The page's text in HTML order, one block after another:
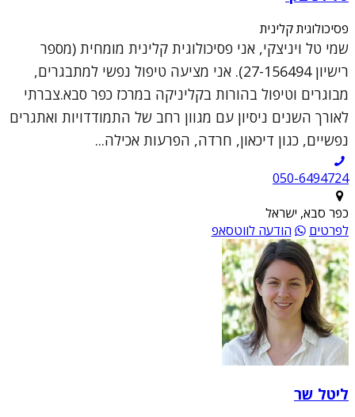
פסיכולוגית קלינית
שמי טל ויניצקי, אני פסיכולוגית קלינית מומחית (מספר
רישיון 27-156494). אני מציעה טיפול נפשי למתבגרים,
מבוגרים וטיפול בהורות בקליניקה במרכז כפר סבא.צברתי
לאורך השנים ניסיון עם מגוון רחב של התמודדויות ואתגרים
נפשיים, כגון דיכאון, חרדה, הפרעות אכילה...
050-6494724
כפר סבא, ישראל
לפרטים
הודעה לווטסאפ
ליטל שר